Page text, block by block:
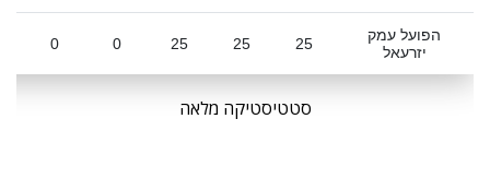
הפועל עמק
יזרעאל
25
25
25
0
0
סטטיסטיקה מלאה